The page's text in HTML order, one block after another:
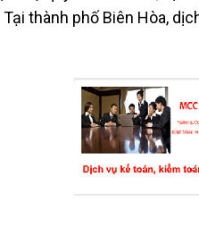
Tại thành phố Biên Hòa,